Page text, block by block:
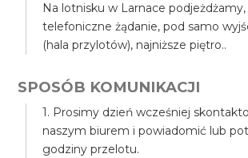
Na lotnisku w Larnace
telefoniczne żądanie, pod samo
(hala przylotów), najniższe piętro..
SPOSÓB KOMUNIKACJI
1. Prosimy dzień wcześniej
naszym biurem i powiadomić lub
godziny przelotu.